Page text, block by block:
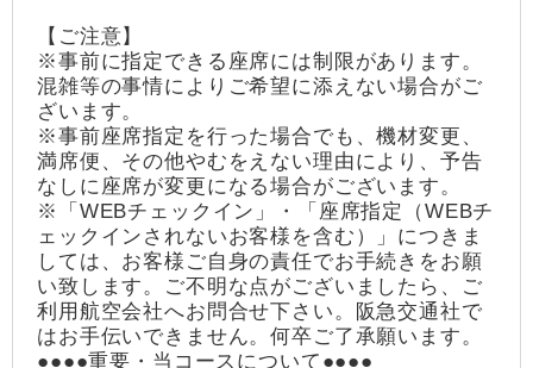
【ご注意】
※事前に指定できる座席には制限があります。
混雑等の事情によりご希望に添えない場合がご
ざいます。
※事前座席指定を行った場合でも、機材変更、
満席便、その他やむをえない理由により、予告
なしに座席が変更になる場合がございます。
※「WEBチェックイン」・「座席指定（WEBチ
ェックインされないお客様を含む）」につきま
しては、お客様ご自身の責任でお手続きをお願
い致します。ご不明な点がございましたら、ご
利用航空会社へお問合せ下さい。阪急交通社で
はお手伝いできません。何卒ご了承願います。
●●●●重要・当コースについて●●●●